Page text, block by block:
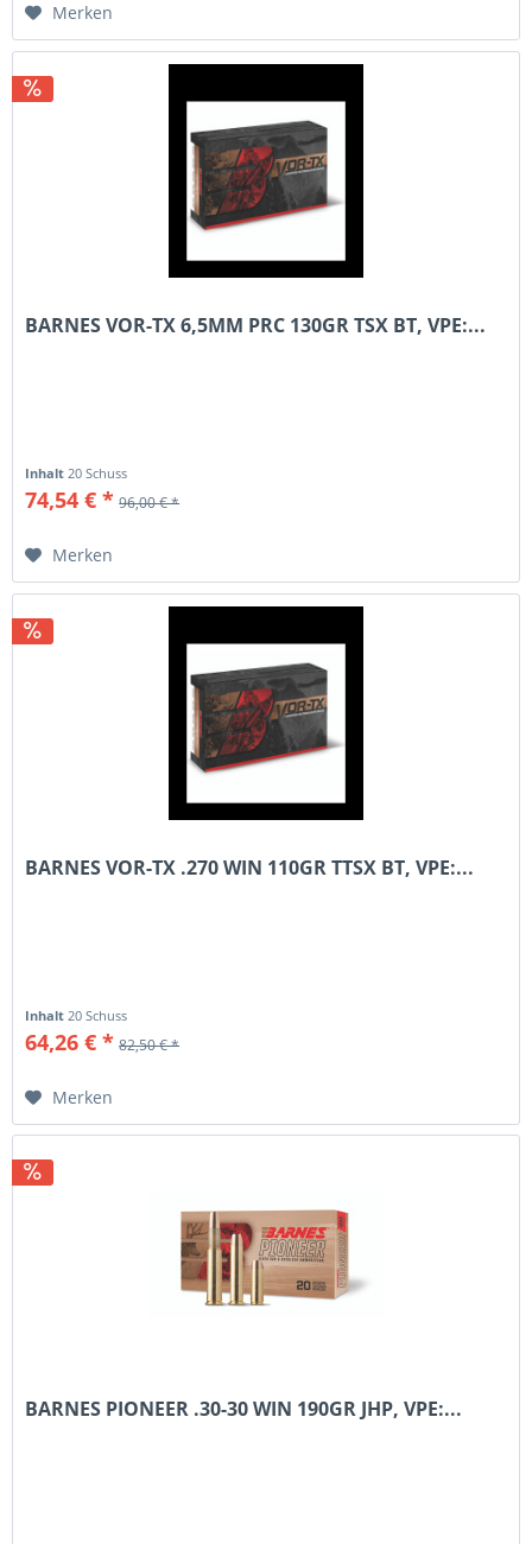
Merken
BARNES VOR-TX 6,5MM PRC 130GR TSX BT, VPE:...
Inhalt 20 Schuss
74,54 € * 96,00 € *
Merken
BARNES VOR-TX .270 WIN 110GR TTSX BT, VPE:...
Inhalt 20 Schuss
64,26 € * 82,50 € *
Merken
BARNES PIONEER .30-30 WIN 190GR JHP, VPE:...